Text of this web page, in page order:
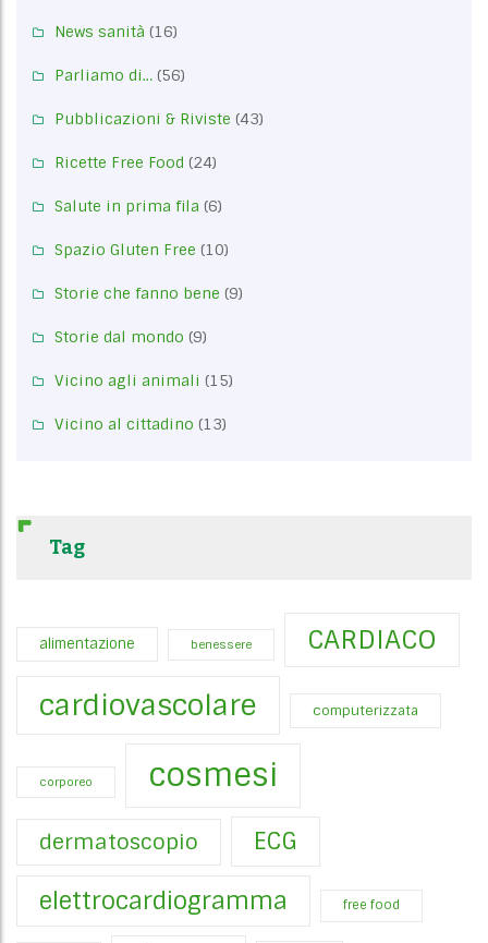
News sanità (16)
Parliamo di… (56)
Pubblicazioni & Riviste (43)
Ricette Free Food (24)
Salute in prima fila (6)
Spazio Gluten Free (10)
Storie che fanno bene (9)
Storie dal mondo (9)
Vicino agli animali (15)
Vicino al cittadino (13)
Tag
alimentazione benessere CARDIACO
cardiovascolare computerizzata
corporeo cosmesi
dermatoscopio ECG
elettrocardiogramma free food